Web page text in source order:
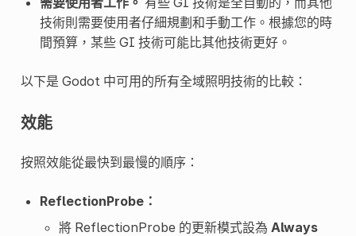
技術則需要使用者仔細規劃和手動工作。根據您的時
間預算，某些 GI 技術可能比其他技術更好。
以下是 Godot 中可用的所有全域照明技術的比較：
效能
按照效能從最快到最慢的順序：
ReflectionProbe：
將 ReflectionProbe 的更新模式設為 Always